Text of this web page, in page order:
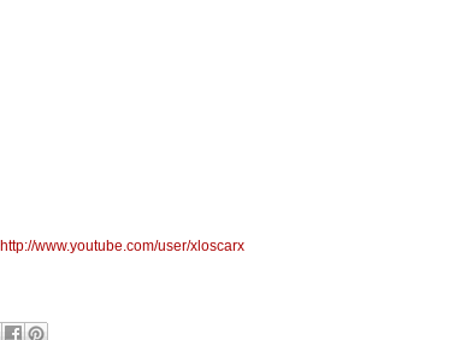
http://www.youtube.com/user/xloscarx